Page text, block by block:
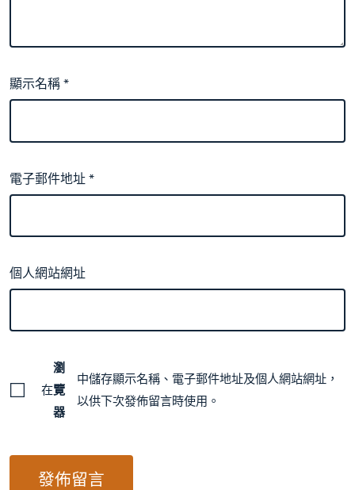
顯示名稱*
電子郵件地址*
個人網站網址
在
瀏
覽
器
中儲存顯示名稱、電子郵件地址及個人網站網址，
以供下次發佈留言時使用。